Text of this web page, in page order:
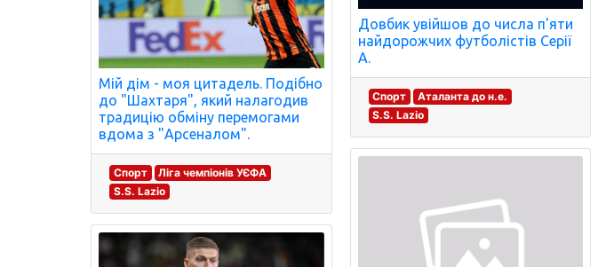
Мій дім - моя цитадель. Подібно
до "Шахтаря", який налагодив
традицію обміну перемогами
вдома з "Арсеналом".
Спорт
Ліга чемпіонів УЄФА
S.S. Lazio
Довбик увійшов до числа п'яти
найдорожчих футболістів Серії
А.
Спорт
Аталанта до н.е.
S.S. Lazio